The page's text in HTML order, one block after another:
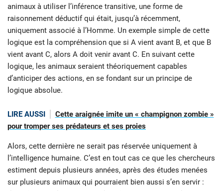
animaux à utiliser l’inférence transitive, une forme de
raisonnement déductif qui était, jusqu’à récemment,
uniquement associé à l’Homme. Un exemple simple de cette
logique est la compréhension que si A vient avant B, et que B
vient avant C, alors A doit venir avant C. En suivant cette
logique, les animaux seraient théoriquement capables
d’anticiper des actions, en se fondant sur un principe de
logique absolue.
LIRE AUSSI
Cette araignée imite un « champignon zombie »
pour tromper ses prédateurs et ses proies
Alors, cette dernière ne serait pas réservée uniquement à
l’intelligence humaine. C’est en tout cas ce que les chercheurs
estiment depuis plusieurs années, après des études menées
sur plusieurs animaux qui pourraient bien aussi s’en servir :